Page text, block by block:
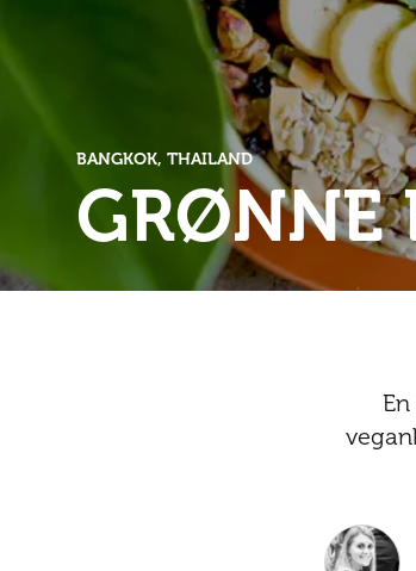
BANGKOK, THAILAND
GRØNNE